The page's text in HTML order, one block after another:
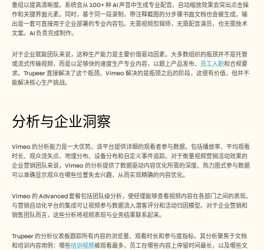
重组以提高清晰度。系统会从 100+ 种 AI 声音中生成专业配音。自动缩放效果会突出点击操
作和关键界面元素。同时，基于同一段录制，带注释截图的分步骤书面文档也会被生成。输
出是一套可直接用于企业部署的专业内容包。无需视频剪辑师，无需配音演员，也无需技术
文案。AI 负责完成制作。
对于企业赋能团队来说，这种生产能力是主要价值驱动因素。大多数组织的瓶颈并不是托管
或流式传输视频，而是以足够快的速度生产专业内容，以跟上产品发布、 员工入职和合规要
求。Trupeer 直接解决了这个瓶颈。Vimeo 解决的是瓶颈之后的阶段，这很有价值，但并不
能解决核心生产挑战。
分析与企业洞察
Vimeo 的分析能力是一大优势。该平台提供详细的观看者参与数据，包括播放率、平均观看
时长、观众流失点、地理分布、设备分布和自定义事件追踪。对于衡量视频营销活动效果的
企业营销团队来说，Vimeo 的分析提供了数据驱动内容优化所需的深度。热力图式参与数据
可以准确显示观众在哪些位置失去兴趣，从而实现精确的内容优化。
Vimeo 的 Advanced 套餐包括团队级分析，使经理能够查看视频内容在各部门之间的表现。
与营销自动化平台的集成可让视频参与数据流入潜客评分和活动归因模型。对于企业营销和
销售团队而言，这些分析将视频表现与业务结果联系起来。
Trupeer 的分析仪表板跟踪所有内容的浏览量、观看时长和参与度指标。其分析聚焦于文档
和培训内容用例：哪些培训视频被观看最多，员工在哪些内容上停留时间最长，以及哪些文